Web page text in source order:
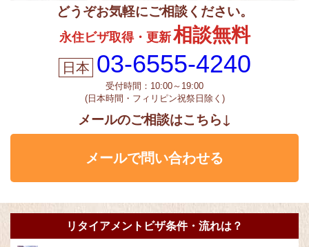
どうぞお気軽にご相談ください。
永住ビザ取得・更新相談無料
03-6555-4240
受付時間：10:00～19:00
(日本時間・フィリピン祝祭日除く)
メールのご相談はこちら↓
メールで問い合わせる
リタイアメントビザ条件・流れは？